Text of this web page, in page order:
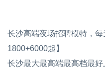
长沙高端夜场招聘模特，
1800+6000起】
长沙最大最高端最高档最